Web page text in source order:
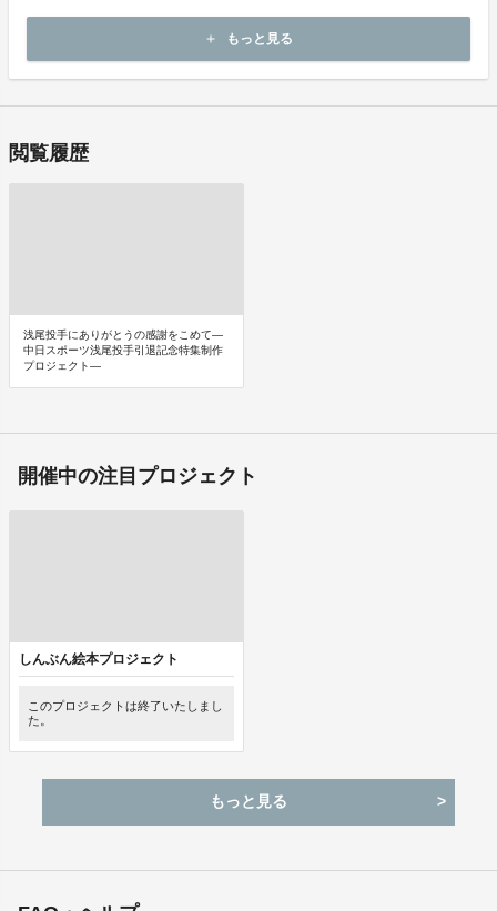
目標達成型、実行確約型を問わず決済完了後の返金は一切できませ
add もっと見る
閲覧履歴
浅尾投手にありがとうの感謝をこめて―
中日スポーツ浅尾投手引退記念特集制作
プロジェクト―
開催中の注目プロジェクト
しんぶん絵本プロジェクト
このプロジェクトは終了いたしまし
た。
もっと見る